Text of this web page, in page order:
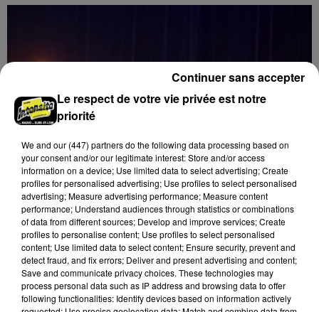
8 août 2026
LUISANT - SPECTACLE : COMBAT
CHORÉGRAPHIÉ
Vendredi 28 mai 2027 à 20h30 à la salle André Malraux
Le respect de votre vie privée est notre
priorité
We and our (447) partnersdo the following data processing based on
your consent and/or our legitimate interest: Store and/or access
information on a device; Use limited data to select advertising; Create
profiles for personalised advertising; Use profiles to select personalised
advertising; Measure advertising performance; Measure content
performance; Understand audiences through statistics or combinations
of data from different sources; Develop and improve services; Create
profiles to personalise content; Use profiles to select personalised
content; Use limited data to select content; Ensure security, prevent and
detect fraud, and fix errors; Deliver and present advertising and content;
Save and communicate privacy choices. These technologies may
process personal data such as IP address and browsing data to offer
following functionalities: Identify devices based on information actively
Continuer sans accepter